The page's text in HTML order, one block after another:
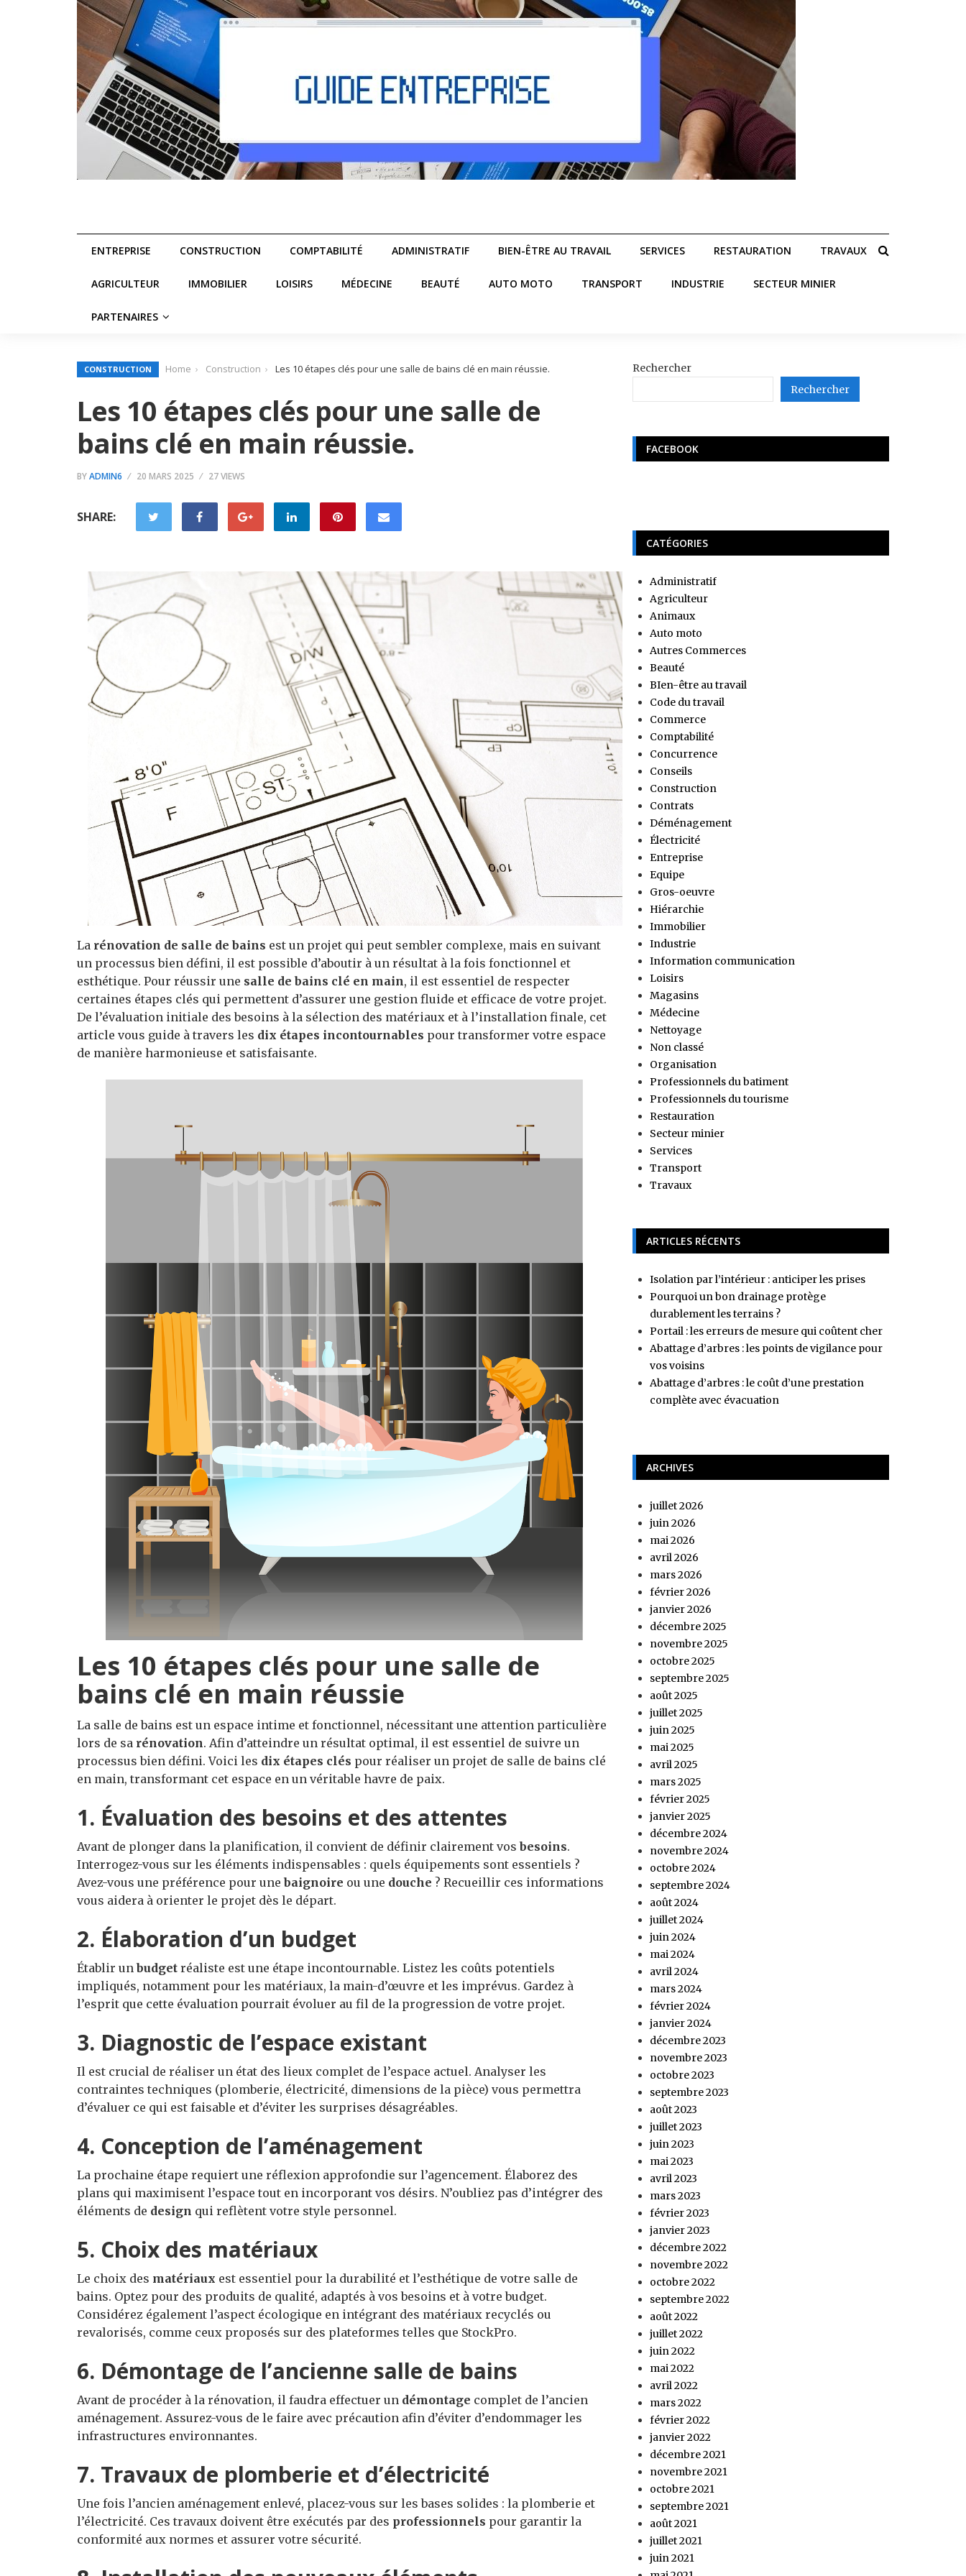
ENTREPRISE CONSTRUCTION COMPTABILITÉ ADMINISTRATIF BIEN-ÊTRE AU TRAVAIL SERVICES RESTAURATION TRAVAUX
AGRICULTEUR IMMOBILIER LOISIRS MÉDECINE BEAUTÉ AUTO MOTO TRANSPORT INDUSTRIE SECTEUR MINIER
PARTENAIRES
CONSTRUCTION Home Construction Les 10 étapes clés pour une salle de bains clé en main réussie.
Les 10 étapes clés pour une salle de
bains clé en main réussie.
BYADMIN6 20 MARS 2025 27 VIEWS
SHARE:
La rénovation de salle de bains est un projet qui peut sembler complexe, mais en suivant
un processus bien défini, il est possible d’aboutir à un résultat à la fois fonctionnel et
esthétique. Pour réussir une salle de bains clé en main, il est essentiel de respecter
certaines étapes clés qui permettent d’assurer une gestion fluide et efficace de votre projet.
De l’évaluation initiale des besoins à la sélection des matériaux et à l’installation finale, cet
article vous guide à travers les dix étapes incontournables pour transformer votre espace
de manière harmonieuse et satisfaisante.
Les 10 étapes clés pour une salle de
bains clé en main réussie
La salle de bains est un espace intime et fonctionnel, nécessitant une attention particulière
lors de sa rénovation. Afin d’atteindre un résultat optimal, il est essentiel de suivre un
processus bien défini. Voici les dix étapes clés pour réaliser un projet de salle de bains clé
en main, transformant cet espace en un véritable havre de paix.
1. Évaluation des besoins et des attentes
Avant de plonger dans la planification, il convient de définir clairement vosbesoins.
Interrogez-vous sur les éléments indispensables : quels équipements sont essentiels ?
Avez-vous une préférence pour unebaignoire ou une douche ? Recueillir ces informations
vous aidera à orienter le projet dès le départ.
2. Élaboration d’un budget
Établir unbudget réaliste est une étape incontournable. Listez les coûts potentiels
impliqués, notamment pour les matériaux, la main-d’œuvre et les imprévus. Gardez à
l’esprit que cette évaluation pourrait évoluer au fil de la progression de votre projet.
3. Diagnostic de l’espace existant
Il est crucial de réaliser un état des lieux complet de l’espace actuel. Analyser les
contraintes techniques (plomberie, électricité, dimensions de la pièce) vous permettra
d’évaluer ce qui est faisable et d’éviter les surprises désagréables.
4. Conception de l’aménagement
La prochaine étape requiert une réflexion approfondie sur l’agencement. Élaborez des
plans qui maximisent l’espace tout en incorporant vos désirs. N’oubliez pas d’intégrer des
éléments de design qui reflètent votre style personnel.
5. Choix des matériaux
Le choix des matériaux est essentiel pour la durabilité et l’esthétique de votre salle de
bains. Optez pour des produits de qualité, adaptés à vos besoins et à votre budget.
Considérez également l’aspect écologique en intégrant des matériaux recyclés ou
revalorisés, comme ceux proposés sur des plateformes telles que StockPro.
6. Démontage de l’ancienne salle de bains
Avant de procéder à la rénovation, il faudra effectuer un démontage complet de l’ancien
aménagement. Assurez-vous de le faire avec précaution afin d’éviter d’endommager les
infrastructures environnantes.
7. Travaux de plomberie et d’électricité
Une fois l’ancien aménagement enlevé, placez-vous sur les bases solides : la plomberie et
l’électricité. Ces travaux doivent être exécutés par des professionnels pour garantir la
conformité aux normes et assurer votre sécurité.
Rechercher
Rechercher
FACEBOOK
CATÉGORIES
Administratif
Agriculteur
Animaux
Auto moto
Autres Commerces
Beauté
BIen-être au travail
Code du travail
Commerce
Comptabilité
Concurrence
Conseils
Construction
Contrats
Déménagement
Électricité
Entreprise
Equipe
Gros-oeuvre
Hiérarchie
Immobilier
Industrie
Information communication
Loisirs
Magasins
Médecine
Nettoyage
Non classé
Organisation
Professionnels du batiment
Professionnels du tourisme
Restauration
Secteur minier
Services
Transport
Travaux
ARTICLES RÉCENTS
Isolation par l’intérieur : anticiper les prises
Pourquoi un bon drainage protège
durablement les terrains ?
Portail : les erreurs de mesure qui coûtent cher
Abattage d’arbres : les points de vigilance pour
vos voisins
Abattage d’arbres : le coût d’une prestation
complète avec évacuation
ARCHIVES
juillet 2026
juin 2026
mai 2026
avril 2026
mars 2026
février 2026
janvier 2026
décembre 2025
novembre 2025
octobre 2025
septembre 2025
août 2025
juillet 2025
juin 2025
mai 2025
avril 2025
mars 2025
février 2025
janvier 2025
décembre 2024
novembre 2024
octobre 2024
septembre 2024
août 2024
juillet 2024
juin 2024
mai 2024
avril 2024
mars 2024
février 2024
janvier 2024
décembre 2023
novembre 2023
octobre 2023
septembre 2023
août 2023
juillet 2023
juin 2023
mai 2023
avril 2023
mars 2023
février 2023
janvier 2023
décembre 2022
novembre 2022
octobre 2022
septembre 2022
août 2022
juillet 2022
juin 2022
mai 2022
avril 2022
mars 2022
février 2022
janvier 2022
décembre 2021
novembre 2021
octobre 2021
septembre 2021
août 2021
juillet 2021
juin 2021